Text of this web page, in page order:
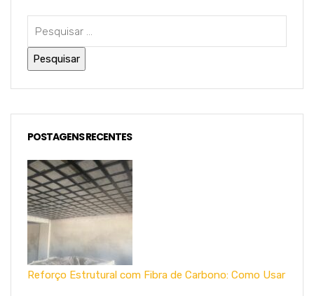
POSTAGENS RECENTES
Reforço Estrutural com Fibra de Carbono: Como Usar